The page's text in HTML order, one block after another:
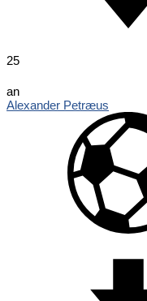
25
an
Alexander Petræus